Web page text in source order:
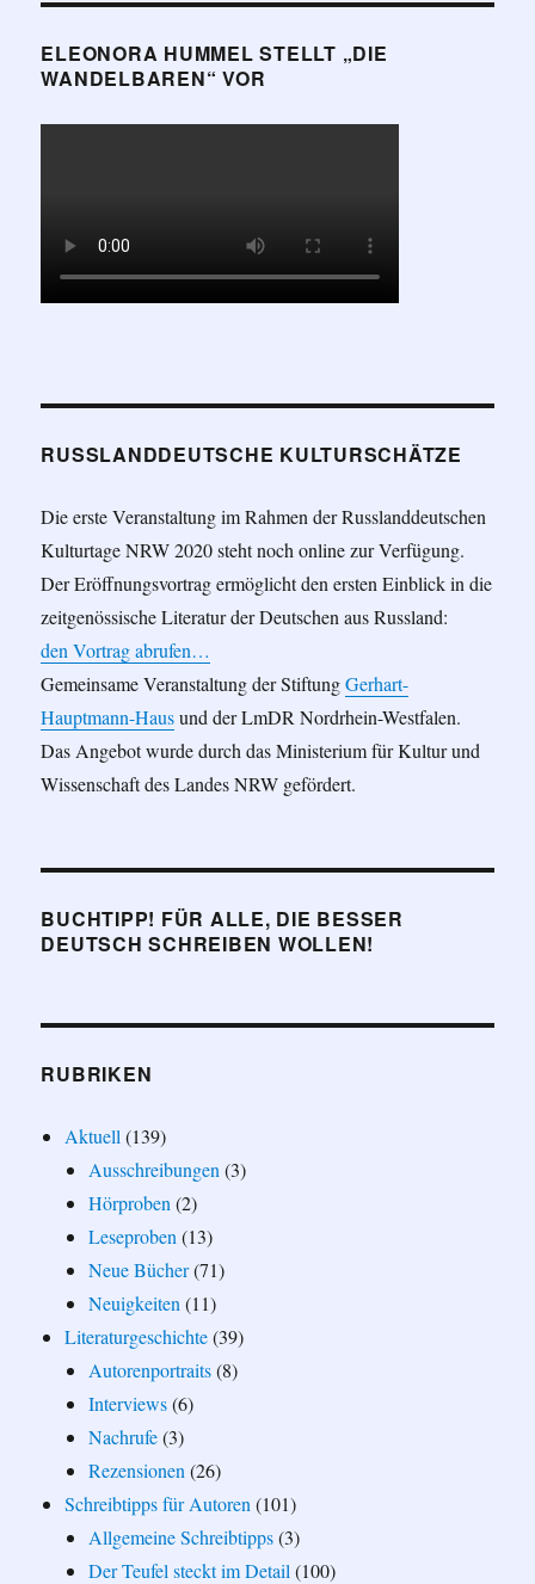
ELEONORA HUMMEL STELLT „DIE
WANDELBAREN“ VOR
RUSSLANDDEUTSCHE KULTURSCHÄTZE
Die erste Veranstaltung im Rahmen der Russlanddeutschen
Kulturtage NRW 2020 steht noch online zur Verfügung.
Der Eröffnungsvortrag ermöglicht den ersten Einblick in die
zeitgenössische Literatur der Deutschen aus Russland:
den Vortrag abrufen…
Gemeinsame Veranstaltung der StiftungGerhart-
Hauptmann-Hausund der LmDR Nordrhein-Westfalen.
Das Angebot wurde durch das Ministerium für Kultur und
Wissenschaft des Landes NRW gefördert.
BUCHTIPP! FÜR ALLE, DIE BESSER
DEUTSCH SCHREIBEN WOLLEN!
RUBRIKEN
Aktuell (139)
Ausschreibungen (3)
Hörproben (2)
Leseproben (13)
Neue Bücher(71)
Neuigkeiten (11)
Literaturgeschichte(39)
Autorenportraits(8)
Interviews(6)
Nachrufe(3)
Rezensionen (26)
Schreibtipps für Autoren (101)
Allgemeine Schreibtipps(3)
Der Teufel steckt im Detail (100)